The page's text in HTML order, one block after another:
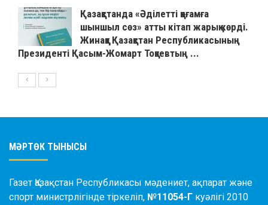
Қазақстанда «Әділетті қоғамға
шыншыл сөз» атты кітап жарық көрді.
Жинаққа Қазақстан Республикасының
Президенті Қасым-Жомарт Тоқаевтың ...
МӘРТӨК ТЫНЫСЫ
Газет Қазақстан Республикасы мәдениет, ақпарат және
спорт министрлігінде тіркеліп, №11054-Г куәлігі 2010